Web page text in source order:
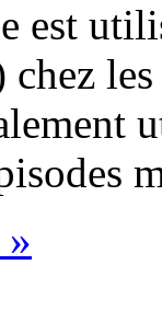
est
chez